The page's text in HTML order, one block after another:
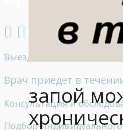
Выезд врача-нарколога к
Врач приедет в
Консультация и
Подбор
запой